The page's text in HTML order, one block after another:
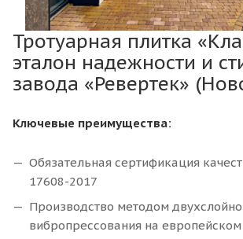
Тротуарная плитка
эталон надежности и
завода «Ревертек»
Ключевые преимущества:
Обязательная сертификация
17608-2017
Производство методом
вибропрессования на